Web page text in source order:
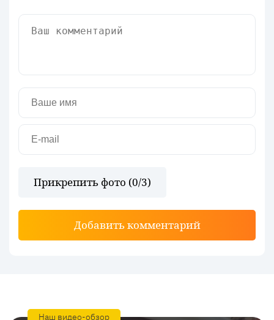
Прикрепить фото (0/3)
Добавить комментарий
Наш видео-обзор